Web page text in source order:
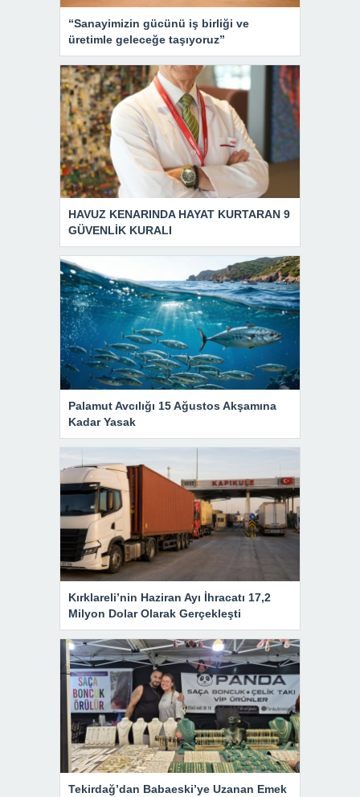
“Sanayimizin gücünü iş birliği ve
üretimle geleceğe taşıyoruz”
HAVUZ KENARINDA HAYAT KURTARAN 9
GÜVENLİK KURALI
Palamut Avcılığı 15 Ağustos Akşamına
Kadar Yasak
Kırklareli’nin Haziran Ayı İhracatı 17,2
Milyon Dolar Olarak Gerçekleşti
Tekirdağ’dan Babaeski’ye Uzanan Emek